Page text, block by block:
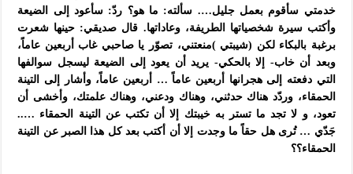
خدمتي سأقوم بعمل جليل…. سألته: ما هو؟ ردّ: سأعود إلى الضيعة
وأكتب سيرة شخصياتها الطريفة، وعاداتها. قال صديقي: حينها شعرت
برغبة بالبكاء لكن (شيبتي )منعتني، تصوّر يا صاحبي غاب أربعين عاماً،
وبعد أن خاب- إلا بالحكي- يريد أن يعود إلى الضيعة ليسجل سوالفها
التي دفعته إلى هجرانها أربعين عاماً … أربعين عاماً، وأشار إلى التينة
الحمقاء، وردّد هناك حدثني، وهناك ودعني، وهناك علمتك، وأخشى أن
تعود، و لا تجد ما تستر به خيبتك إلا أن تكتب عن التينة الحمقاء …..
جَدّي … تُرى هل حقاً ما وجدت إلا أن أكتب بعد كل هذا الصبر عن التينة
الحمقاء؟؟‏